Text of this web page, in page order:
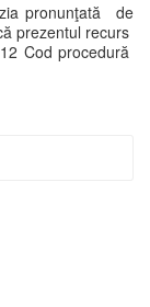
pronunţată de
prezentul recurs
Cod procedură